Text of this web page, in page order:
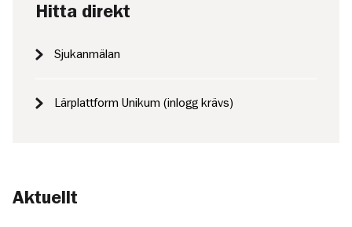
Hitta direkt
Sjukanmälan
Lärplattform Unikum (inlogg krävs)
Aktuellt